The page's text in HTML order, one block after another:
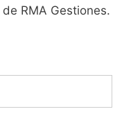
RMA Gestiones.